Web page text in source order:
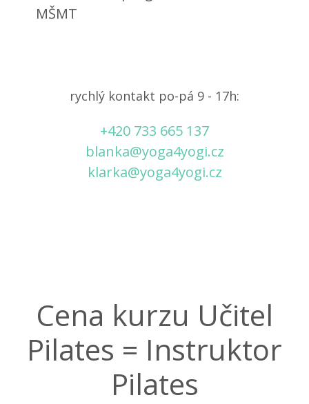
MŠMT
rychlý kontakt po-pá 9 - 17h:
+420 733 665 137
blanka@yoga4yogi.cz
klarka@yoga4yogi.cz
Cena kurzu Učitel
Pilates = Instruktor
Pilates